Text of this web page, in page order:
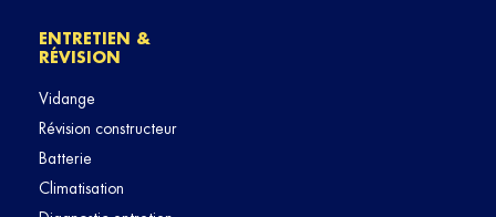
ENTRETIEN &
RÉVISION
Vidange
Révision constructeur
Batterie
Climatisation